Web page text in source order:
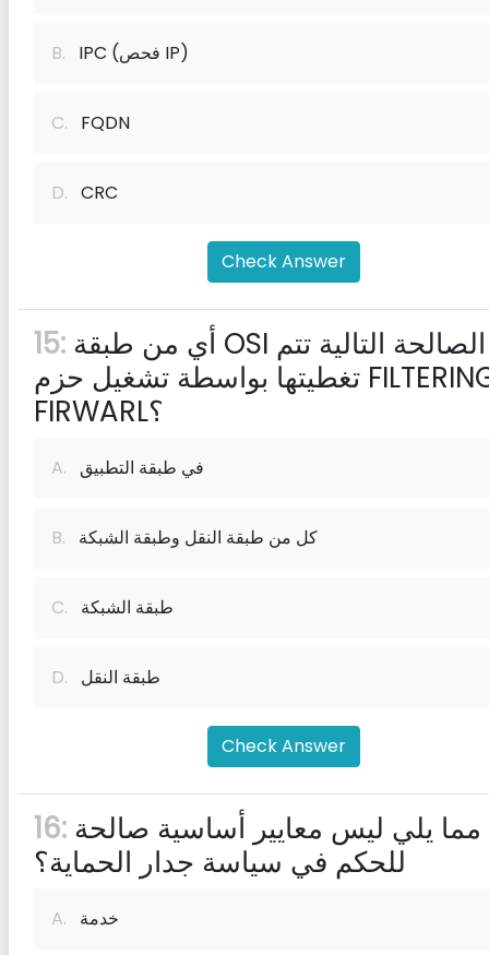
B. IPC (فحص IP)
C. FQDN
D. CRC
Check Answer
15:
تغطيتها بواسطة تشغيل حزم FILTERING
FIRWARL؟
A. في طبقة التطبيق
B. كل من طبقة النقل وطبقة الشبكة
C. طبقة الشبكة
D. طبقة النقل
Check Answer
16:
للحكم في سياسة جدار الحماية؟
A. خدمة